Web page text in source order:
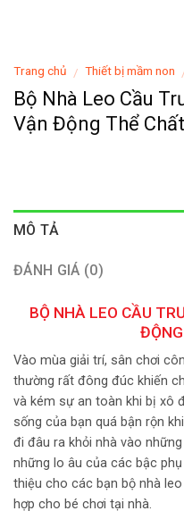
Trang chủ / Thiết bị mầm non
Bộ Nhà Leo Cầu
Vận Động Thể
MÔ TẢ
ĐÁNH GIÁ (0)
BỘ NHÀ LEO CẦU
Vào mùa giải trí, sân chơi
thường rất đông đúc khiến
và kém sự an toàn khi bị xô
sống của bạn quá bận rộn
đi đâu ra khỏi nhà vào
những lo âu của các bậc
thiệu cho các bạn bộ nhà
hợp cho bé chơi tại nhà.